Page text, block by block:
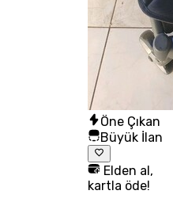
Öne Çıkan
Büyük İlan
Elden al,
kartla öde!